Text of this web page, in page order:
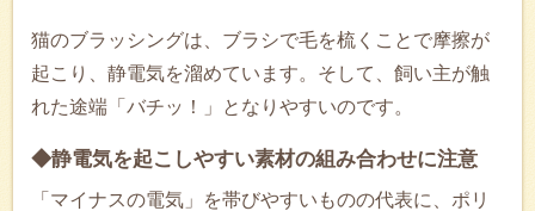
猫のブラッシングは、ブラシで毛を梳くことで摩擦が
起こり、静電気を溜めています。そして、飼い主が触
れた途端「バチッ！」となりやすいのです。
◆静電気を起こしやすい素材の組み合わせに注意
「マイナスの電気」を帯びやすいものの代表に、ポリ